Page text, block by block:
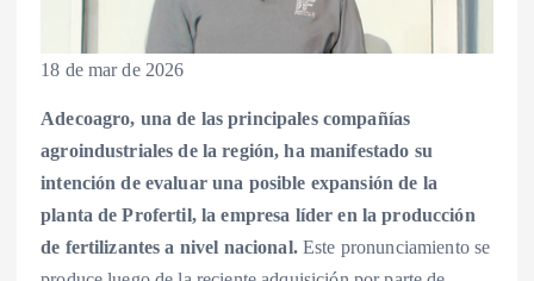
18 de mar de 2026
Adecoagro, una de las principales compañías
agroindustriales de la región, ha manifestado su
intención de evaluar una posible expansión de la
planta de Profertil, la empresa líder en la producción
de fertilizantes a nivel nacional.Este pronunciamiento se